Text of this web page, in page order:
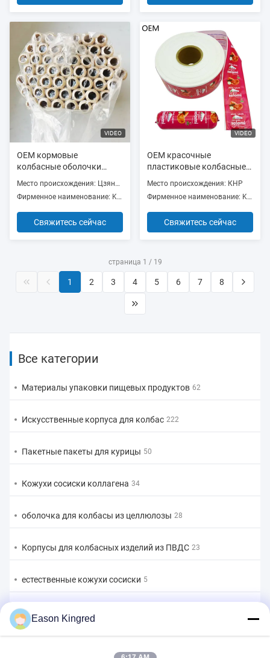
VIDEO
OEM кормовые
колбасные оболочки
прозрачные целлюлозные
колбасные оболочки
жареные колбасные
оболочки оптовая цена
Место происхождения: Цзянсу, Китай
Фирменное наименование: KINGRED
Свяжитесь сейчас
VIDEO
OEM красочные
пластиковые колбасные
индивидуальный логотип
бренда колбаса пищевого
качества упаковка для
мясной колбасы
Место происхождения: КНР
Фирменное наименование: Kingred
Свяжитесь сейчас
страница 1 / 19
1 2 3 4 5 6 7 8
Все категории
Материалы упаковки пищевых продуктов 62
Искусственные корпуса для колбас 222
Пакетные пакеты для курицы 50
Кожухи сосиски коллагена 34
оболочка для колбасы из целлюлозы 28
Корпусы для колбасных изделий из ПВДС 23
естественные кожухи сосиски 5
Мешки для упаковки пищевых продуктов
Eason Kingred